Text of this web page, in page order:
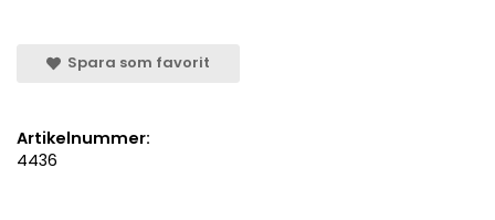
Spara som favorit
Artikelnummer:
4436